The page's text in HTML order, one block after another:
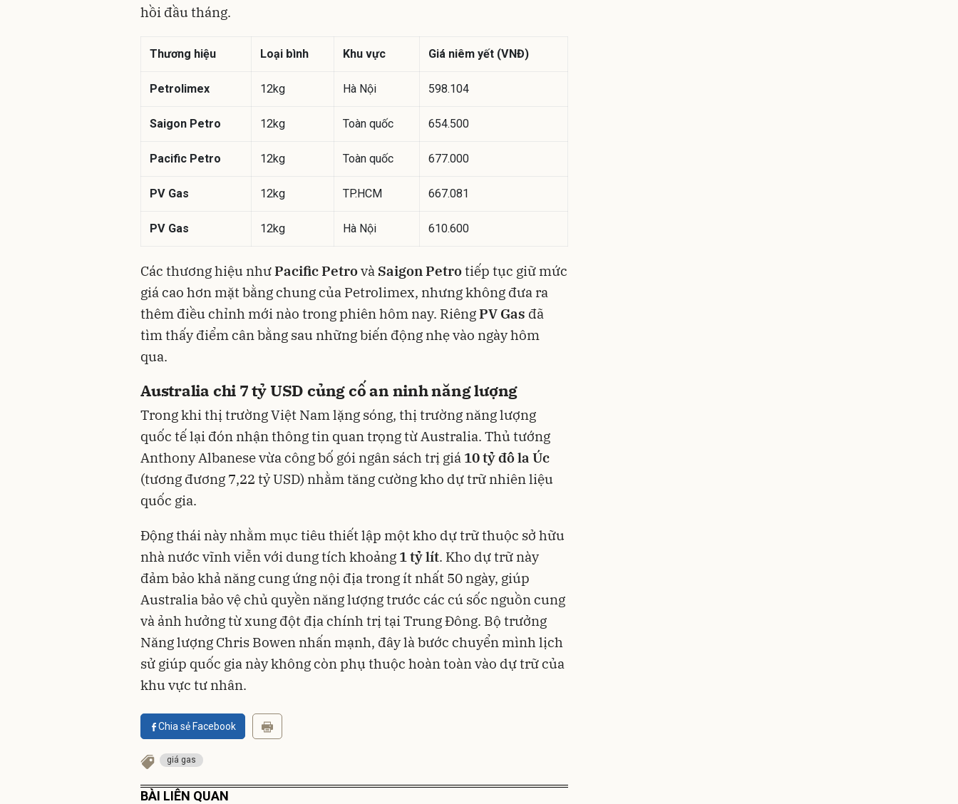
hồi đầu tháng.
Thương hiệu Loại bình Khu vực Giá niêm yết (VNĐ)
Petrolimex 12kg Hà Nội 598.104
Saigon Petro 12kg Toàn quốc 654.500
Pacific Petro 12kg Toàn quốc 677.000
PV Gas 12kg TP.HCM 667.081
PV Gas 12kg Hà Nội 610.600
Các thương hiệu nhưPacific Petrovà Saigon Petrotiếp tục giữ mức
giá cao hơn mặt bằng chung của Petrolimex, nhưng không đưa ra
thêm điều chỉnh mới nào trong phiên hôm nay. RiêngPV Gas đã
tìm thấy điểm cân bằng sau những biến động nhẹ vào ngày hôm
qua.
Australia chi 7 tỷ USD củng cố an ninh năng lượng
Trong khi thị trường Việt Nam lặng sóng, thị trường năng lượng
quốc tế lại đón nhận thông tin quan trọng từ Australia. Thủ tướng
Anthony Albanese vừa công bố gói ngân sách trị giá 10 tỷ đô la Úc
(tương đương 7,22 tỷ USD) nhằm tăng cường kho dự trữ nhiên liệu
quốc gia.
Động thái này nhằm mục tiêu thiết lập một kho dự trữ thuộc sở hữu
nhà nước vĩnh viễn với dung tích khoảng 1 tỷ lít. Kho dự trữ này
đảm bảo khả năng cung ứng nội địa trong ít nhất 50 ngày, giúp
Australia bảo vệ chủ quyền năng lượng trước các cú sốc nguồn cung
và ảnh hưởng từ xung đột địa chính trị tại Trung Đông. Bộ trưởng
Năng lượng Chris Bowen nhấn mạnh, đây là bước chuyển mình lịch
sử giúp quốc gia này không còn phụ thuộc hoàn toàn vào dự trữ của
khu vực tư nhân.
Chia sẻ Facebook
giá gas
BÀI LIÊN QUAN